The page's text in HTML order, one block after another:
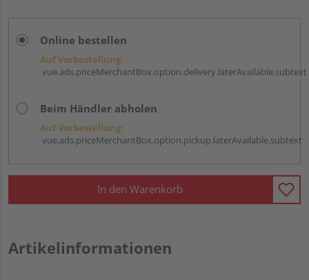
Online bestellen
Auf Vorbestellung:
vue.ads.priceMerchantBox.option.delivery.laterAvailable.subtext
Beim Händler abholen
Auf Vorbestellung:
vue.ads.priceMerchantBox.option.pickup.laterAvailable.subtext
In den Warenkorb
Artikelinformationen